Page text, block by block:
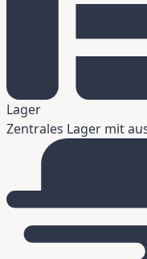
Lager
Zentrales Lager mit